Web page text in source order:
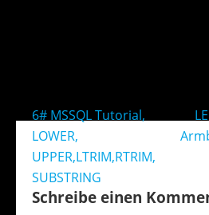
6# MSSQL Tutorial,
LOWER,
UPPER,LTRIM,RTRIM,
SUBSTRING
Schreibe einen